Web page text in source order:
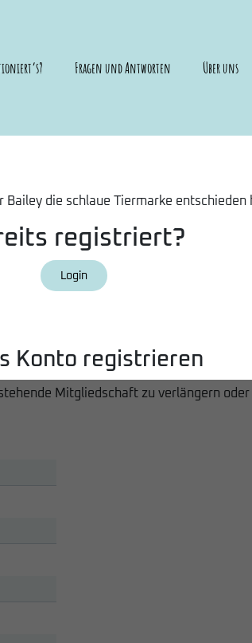
Fragen und Antworten Über uns
Bailey die schlaue Tiermarke entschieden
registriert?
Login
Konto registrieren
Mitgliedschaft zu verlängern oder